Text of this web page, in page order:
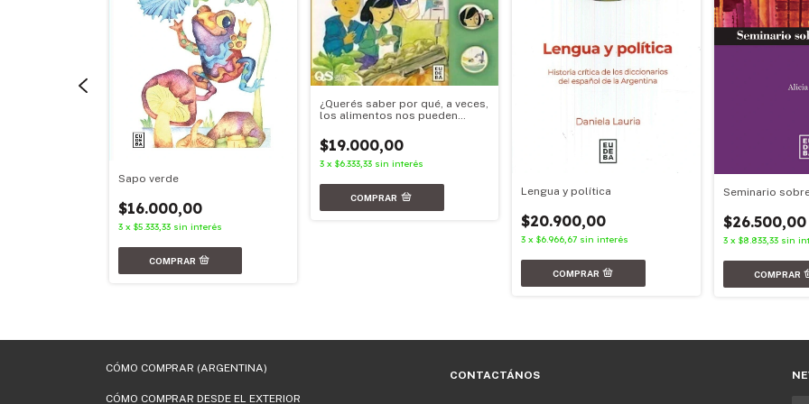
Sapo verde
$16.000,00
3 x $5.333,33 sin interés
¿Querés saber por qué, a veces,
los alimentos nos pueden
$19.000,00
3 x$6.333,33 sin interés
Lengua y política
$20.900,00
3 x$6.966,67 sin interés
Seminario
$26.500,00
3 x $8.833,33 sin
CÓMO COMPRAR (ARGENTINA)
CÓMO COMPRAR DESDE EL EXTERIOR
CONTACTÁNOS